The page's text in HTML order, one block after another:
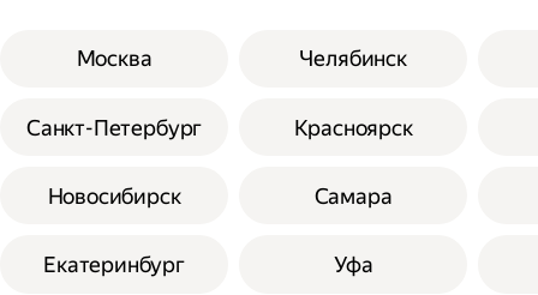
Москва
Санкт-Петербург
Новосибирск
Екатеринбург
Челябинск
Красноярск
Самара
Уфа